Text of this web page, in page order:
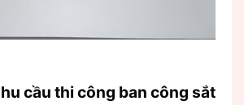
cầu thi công ban công sắt